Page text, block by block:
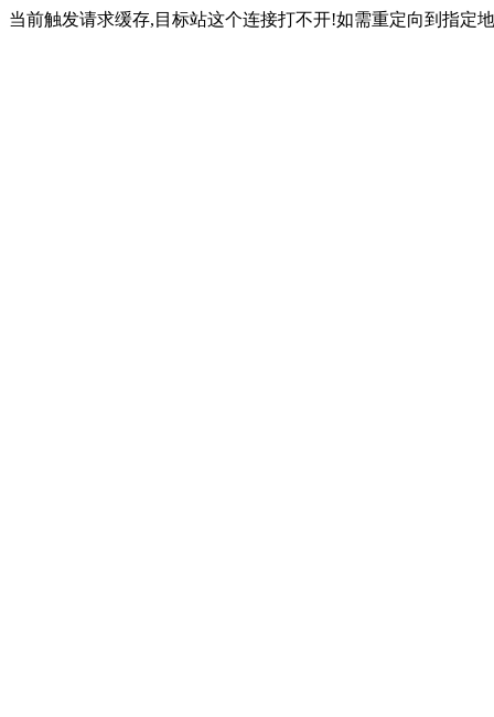
当前触发请求缓存,目标站这个连接打不开!如需重定向到指定